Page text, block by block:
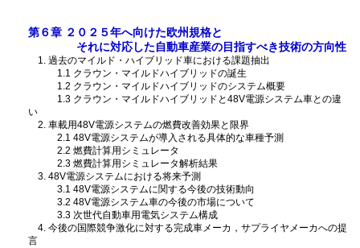
第６章 ２０２５年へ向けた欧州規格と
それに対応した自動車産業の目指すべき技術の方向性
1. 過去のマイルド・ハイブリッド車における課題抽出
1.1 クラウン・マイルドハイブリッドの誕生
1.2 クラウン・マイルドハイブリッドのシステム概要
1.3 クラウン・マイルドハイブリッドと48V電源システム車との違
い
2. 車載用48V電源システムの燃費改善効果と限界
2.1 48V電源システムが導入される具体的な車種予測
2.2 燃費計算用シミュレータ
2.3 燃費計算用シミュレータ解析結果
3. 48V電源システムにおける将来予測
3.1 48V電源システムに関する今後の技術動向
3.2 48V電源システム車の今後の市場について
3.3 次世代自動車用電気システム構成
4. 今後の国際競争激化に対する完成車メーカ，サプライヤメーカへの提
言